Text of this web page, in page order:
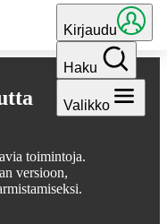
toimintoja.
versioon,
Kirjaudu
Haku
Valikko